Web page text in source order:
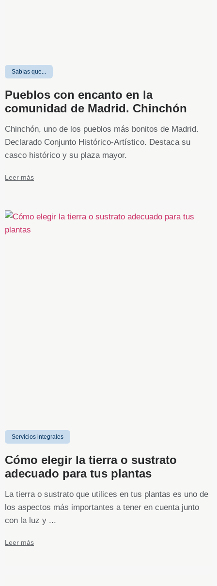
Sabías que...
Pueblos con encanto en la
comunidad de Madrid. Chinchón
Chinchón, uno de los pueblos más bonitos de Madrid.
Declarado Conjunto Histórico-Artístico. Destaca su
casco histórico y su plaza mayor.
Leer más
Servicios integrales
Cómo elegir la tierra o sustrato
adecuado para tus plantas
La tierra o sustrato que utilices en tus plantas es uno de
los aspectos más importantes a tener en cuenta junto
con la luz y ...
Leer más